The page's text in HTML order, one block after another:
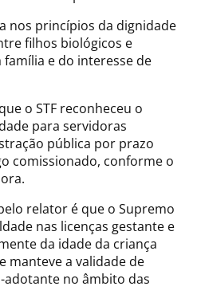
nos princípios da dignidade
filhos biológicos e
e do interesse de
o STF reconheceu o
para servidoras
pública por prazo
comissionado, conforme o
relator é que o Supremo
nas licenças gestante e
da idade da criança
manteve a validade de
adotante no âmbito das